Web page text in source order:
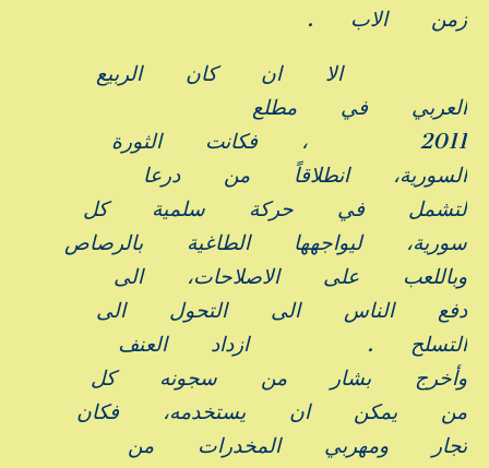
زمن
الاب .
الا ان كان
الربيع
العربي
في
مطلع
2011
، فكانت
الثورة
السورية،
انطلاقاً من
درعا
لتشمل
في حركة سلمية
كل
سورية،
ليواجهها الطاغية
بالرصاص
وباللعب
على الاصلاحات،
الى
دفع
الناس الى التحول
الى
التسلح
. ازداد
العنف
وأخرج
بشار من سجونه
كل
من
يمكن ان يستخدمه،
فكان
تجار
ومهربي المخدرات
من